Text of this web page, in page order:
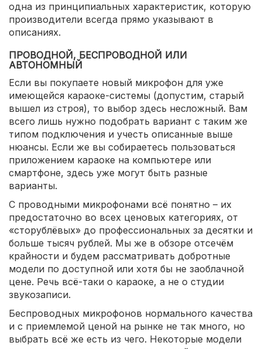
одна из принципиальных характеристик, которую
производители всегда прямо указывают в
описаниях.
ПРОВОДНОЙ, БЕСПРОВОДНОЙ ИЛИ
АВТОНОМНЫЙ
Если вы покупаете новый микрофон для уже
имеющейся караоке-системы (допустим, старый
вышел из строя), то выбор здесь несложный. Вам
всего лишь нужно подобрать вариант с таким же
типом подключения и учесть описанные выше
нюансы. Если же вы собираетесь пользоваться
приложением караоке на компьютере или
смартфоне, здесь уже могут быть разные
варианты.
С проводными микрофонами всё понятно – их
предостаточно во всех ценовых категориях, от
«сторублёвых» до профессиональных за десятки и
больше тысяч рублей. Мы же в обзоре отсечём
крайности и будем рассматривать добротные
модели по доступной или хотя бы не заоблачной
цене. Речь всё-таки о караоке, а не о студии
звукозаписи.
Беспроводных микрофонов нормального качества
и с приемлемой ценой на рынке не так много, но
выбрать всё же есть из чего. Некоторые модели